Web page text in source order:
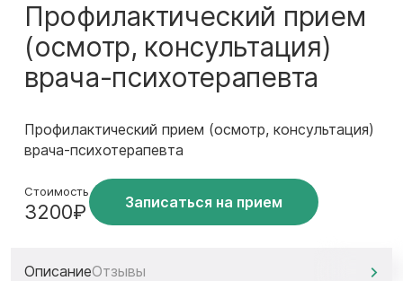
Профилактический прием
(осмотр, консультация)
врача-психотерапевта
Профилактический прием (осмотр, консультация)
врача-психотерапевта
Стоимость
3200₽ Записаться на прием
ОписаниеОтзывы